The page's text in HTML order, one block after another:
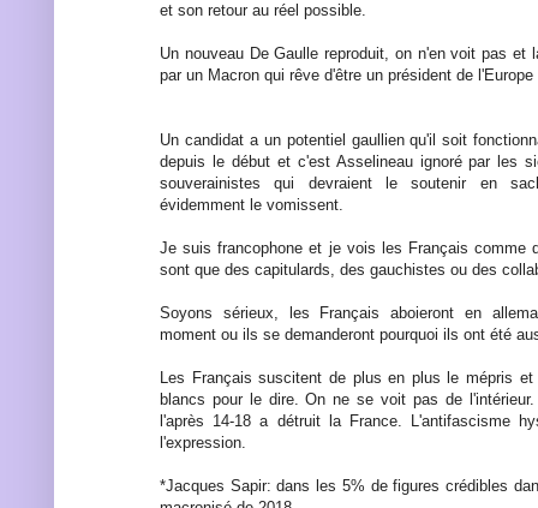
et son retour au réel possible.
Un nouveau De Gaulle reproduit, on n'en voit pas et
par un Macron qui rêve d'être un président de
Un candidat a un potentiel gaullien qu'il soit
depuis le début et c'est Asselineau ignoré par les
souverainistes qui devraient le soutenir en
évidemment le vomissent.
Je suis francophone et je vois les Français comme
sont que des capitulards, des gauchistes ou des
Soyons sérieux, les Français aboieront en
moment ou ils se demanderont pourquoi ils ont été
Les Français suscitent de plus en plus le mépris
blancs pour le dire. On ne se voit pas de
l'après 14-18 a détruit la France. L'antifascisme
l'expression.
*Jacques Sapir: dans les 5% de figures crédibles